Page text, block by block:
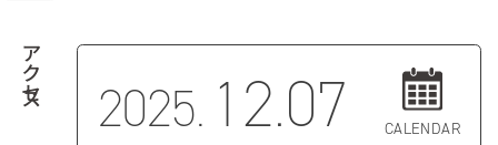
アクセス 2025. 12.07 CALENDAR